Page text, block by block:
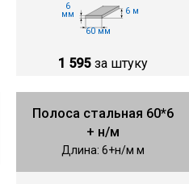
6
мм
6 м
60 мм
1 595 за штуку
Полоса стальная 60*6
+ н/м
Длина: 6+н/м м